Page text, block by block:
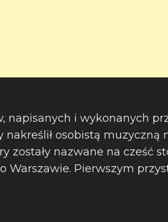
napisanych i wykonanych
osobistą muzyczną
zostały nazwane na cześć
Warszawie. Pierwszym